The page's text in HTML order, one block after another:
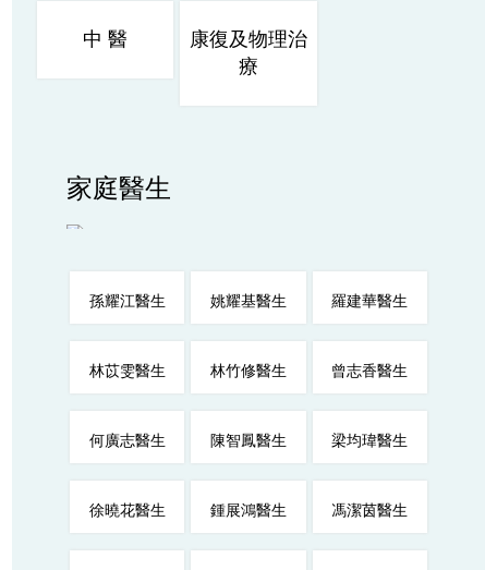
中 醫
康復及物理治
療
家庭醫生
孫耀江醫生 姚耀基醫生 羅建華醫生
林苡雯醫生 林竹修醫生 曾志香醫生
何廣志醫生 陳智鳳醫生 梁均瑋醫生
徐曉花醫生 鍾展鴻醫生 馮潔茵醫生